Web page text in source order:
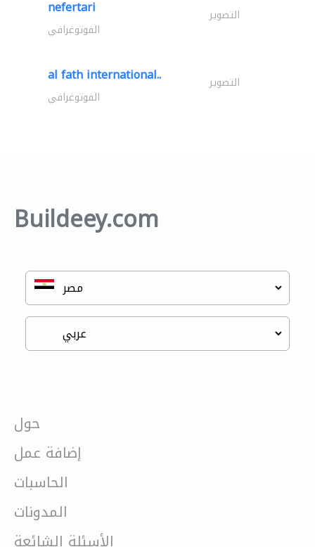
nefertari التصوير
الفوتوغرافي
al fath international.. التصوير
الفوتوغرافي
Buildeey.com
حول
إضافة عمل
الحاسبات
المدونات
الأسئلة الشائعة